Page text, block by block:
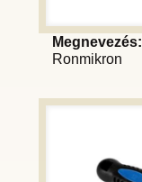
Megnevezés:
Ronmikron